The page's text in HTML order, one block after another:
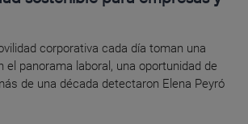
corporativa cada día toman una
el panorama laboral, una oportunidad de
de una década detectaron Elena Peyró